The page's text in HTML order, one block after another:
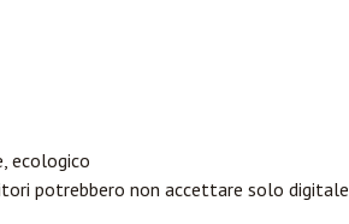
ecologico
potrebbero non accettare solo digitale